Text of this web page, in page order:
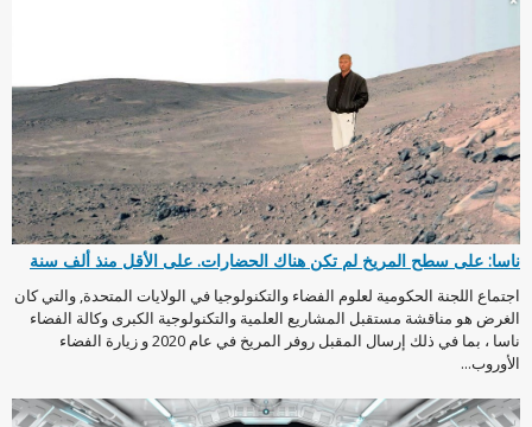
ناسا: على سطح المريخ لم تكن هناك الحضارات. على الأقل منذ ألف سنة
اجتماع اللجنة الحكومية لعلوم الفضاء والتكنولوجيا في الولايات المتحدة, والتي كان
الغرض هو مناقشة مستقبل المشاريع العلمية والتكنولوجية الكبرى وكالة الفضاء
ناسا ، بما في ذلك إرسال المقبل روفر المريخ في عام 2020 و زيارة الفضاء
الأوروب...